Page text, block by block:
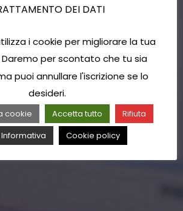
DEI DATI
i cookie per migliorare la tua
Daremo per scontato che tu sia
puoi annullare l'iscrizione se lo
desideri.
cookie Accetta tutto
Rifiuta
Cookie policy